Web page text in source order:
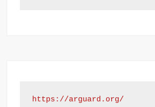
https://arguard.org/